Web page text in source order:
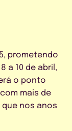
prometendo
a 10 de abril,
o ponto
mais de
que nos anos